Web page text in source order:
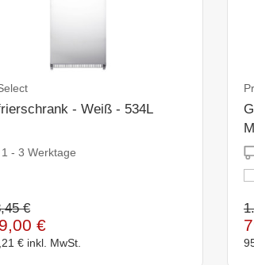
- Weiß - 534L
1 - 3 Werktage
€
€
€ inkl. MwSt.